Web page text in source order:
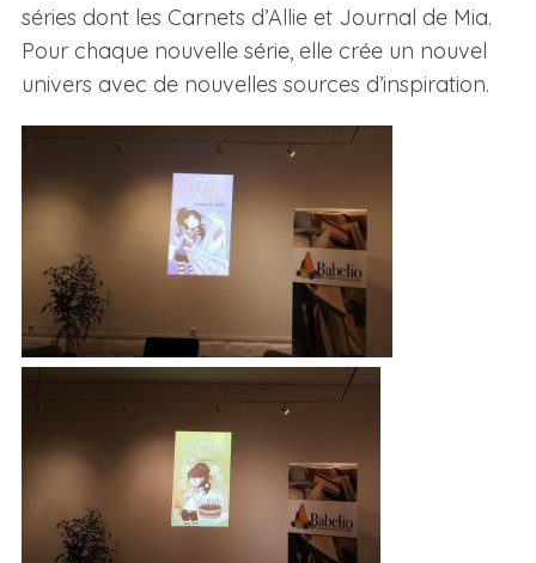
séries dont les Carnets d’Allie et Journal de Mia.
Pour chaque nouvelle série, elle crée un nouvel
univers avec de nouvelles sources d’inspiration.